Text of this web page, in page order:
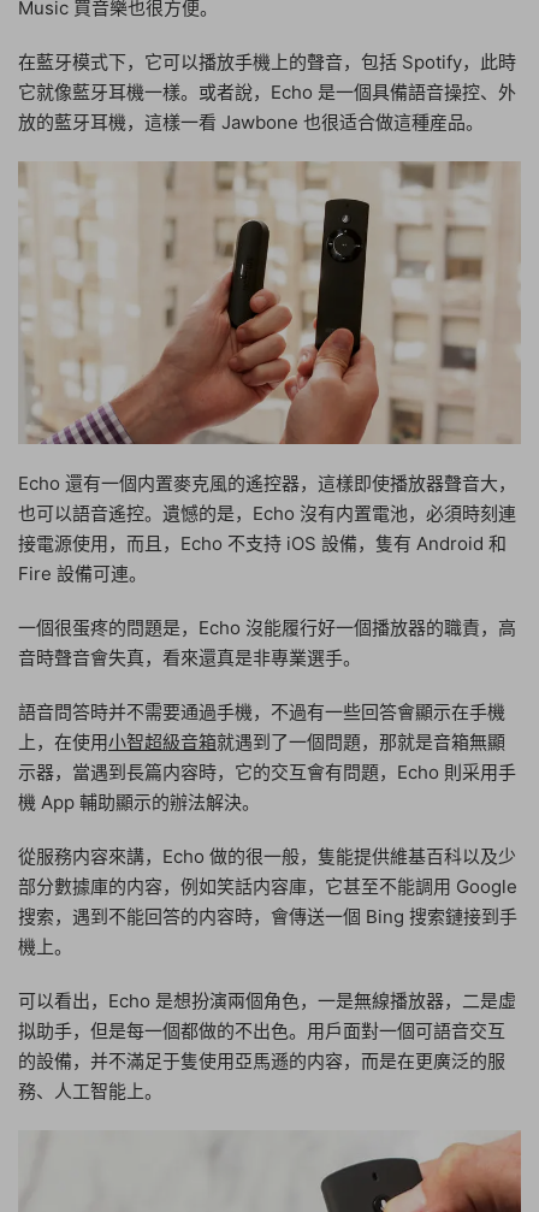
Music 買音樂也很方便。
在藍牙模式下，它可以播放手機上的聲音，包括 Spotify，此時
它就像藍牙耳機一樣。或者說，Echo 是一個具備語音操控、外
放的藍牙耳機，這樣一看 Jawbone 也很适合做這種産品。
Echo 還有一個内置麥克風的遙控器，這樣即使播放器聲音大，
也可以語音遙控。遺憾的是，Echo 沒有内置電池，必須時刻連
接電源使用，而且，Echo 不支持 iOS 設備，隻有 Android 和
Fire 設備可連。
一個很蛋疼的問題是，Echo 沒能履行好一個播放器的職責，高
音時聲音會失真，看來還真是非專業選手。
語音問答時并不需要通過手機，不過有一些回答會顯示在手機
上，在使用小智超級音箱就遇到了一個問題，那就是音箱無顯
示器，當遇到長篇内容時，它的交互會有問題，Echo 則采用手
機 App 輔助顯示的辦法解決。
從服務内容來講，Echo 做的很一般，隻能提供維基百科以及少
部分數據庫的内容，例如笑話内容庫，它甚至不能調用 Google
搜索，遇到不能回答的内容時，會傳送一個 Bing 搜索鏈接到手
機上。
可以看出，Echo 是想扮演兩個角色，一是無線播放器，二是虛
拟助手，但是每一個都做的不出色。用戶面對一個可語音交互
的設備，并不滿足于隻使用亞馬遜的内容，而是在更廣泛的服
務、人工智能上。